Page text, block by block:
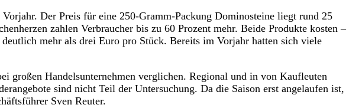
Der Preis für eine 250-Gramm-Packung Dominosteine liegt rund 25
zahlen Verbraucher bis zu 60 Prozent mehr. Beide Produkte kosten –
mehr als drei Euro pro Stück. Bereits im Vorjahr hatten sich viele
großen Handelsunternehmen verglichen. Regional und in von Kaufleuten
sind nicht Teil der Untersuchung. Da die Saison erst angelaufen ist,
Sven Reuter.